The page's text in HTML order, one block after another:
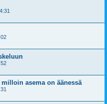
asema on äänessä